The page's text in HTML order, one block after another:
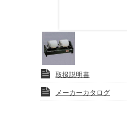
取扱説明書
メーカーカタログ